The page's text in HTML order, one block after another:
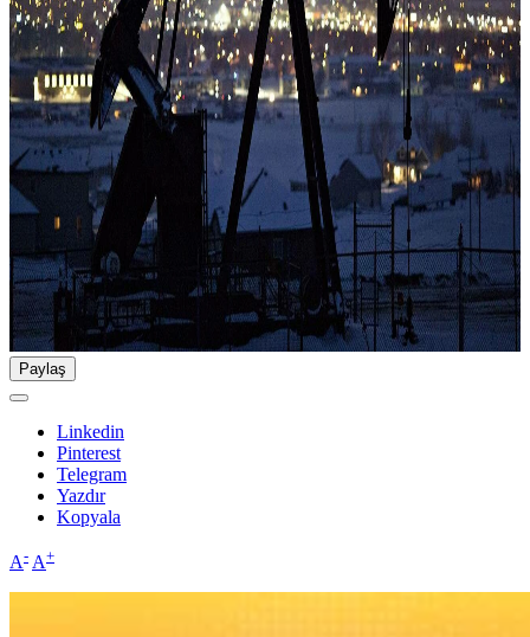
Paylaş
Linkedin
Pinterest
Telegram
Yazdır
Kopyala
A- A+